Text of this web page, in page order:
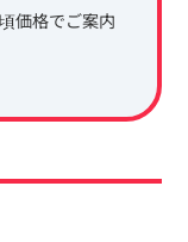
価格でご案内